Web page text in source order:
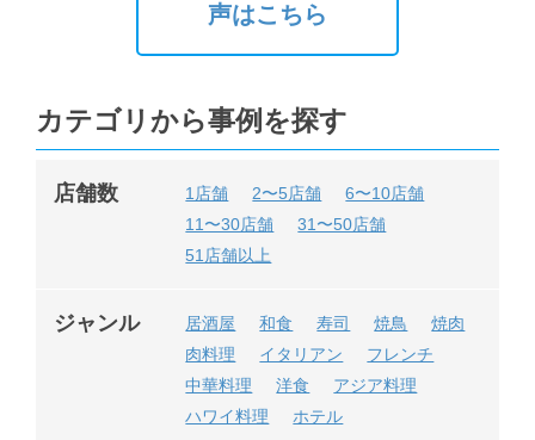
声はこちら
カテゴリから事例を探す
店舗数 1店舗 2〜5店舗
6〜10店舗
11〜30店舗
31〜50店舗
51店舗以上
ジャンル 居酒屋 和食 寿司 焼鳥
焼肉
肉料理
イタリアン
フレンチ
中華料理
洋食
アジア料理
ハワイ料理
ホテル